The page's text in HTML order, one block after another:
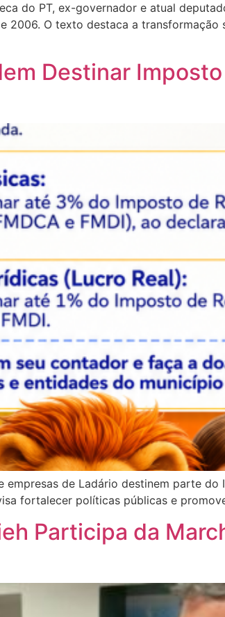
do PT, ex-governador e atual
2006. O texto destaca a
Destinar
empresas de Ladário destinem parte
fortalecer políticas públicas e
Participa da